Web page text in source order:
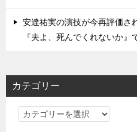
安達祐実の演技が今再評価さ
『夫よ、死んでくれないか』
カテゴリー
カ